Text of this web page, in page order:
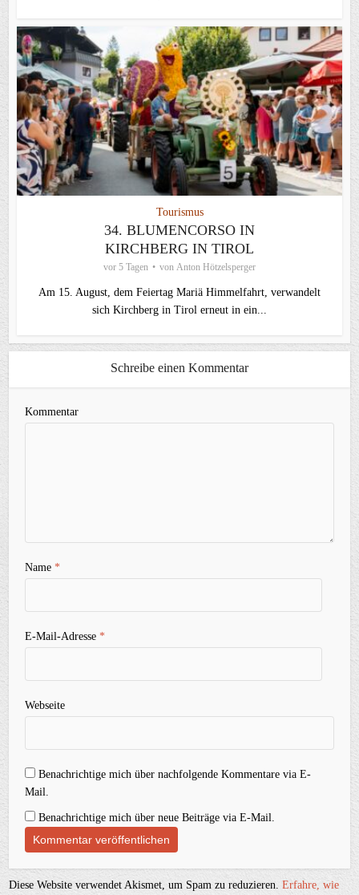
Tourismus
34. BLUMENCORSO IN
KIRCHBERG IN TIROL
vor 5 Tagen von Anton Hötzelsperger
Am 15. August, dem Feiertag Mariä Himmelfahrt, verwandelt
sich Kirchberg in Tirol erneut in ein...
Schreibe einen Kommentar
Kommentar
Name*
E-Mail-Adresse*
Webseite
Benachrichtige mich über nachfolgende Kommentare via E-
Mail.
Benachrichtige mich über neue Beiträge via E-Mail.
Diese Website verwendet Akismet, um Spam zu reduzieren.Erfahre, wie